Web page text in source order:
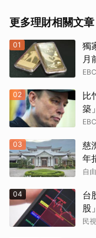
更多理財相關文章
01
獨
月
02
比
築
03
慈
年
自
04
台
股
民